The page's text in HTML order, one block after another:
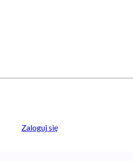
Zaloguj się